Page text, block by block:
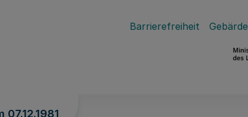
Barrierefreiheit
07.12.1981